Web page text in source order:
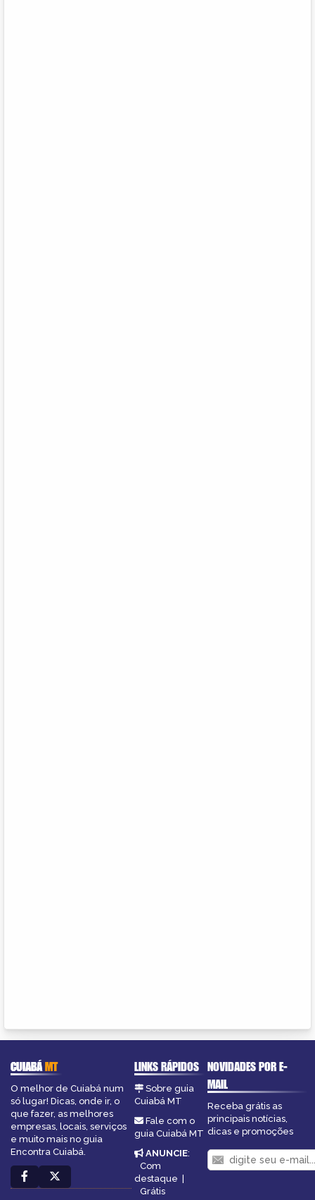
CUIABÁMT
O melhor de Cuiabá num
só lugar! Dicas, onde ir, o
que fazer, as melhores
empresas, locais, serviços
e muito mais no guia
Encontra Cuiabá.
LINKS RÁPIDOS
Sobre guia
Cuiabá MT
Fale com o
guia Cuiabá MT
ANUNCIE:
Com
destaque |
Grátis
NOVIDADES POR E-
MAIL
Receba grátis as
principais notícias,
dicas e promoções